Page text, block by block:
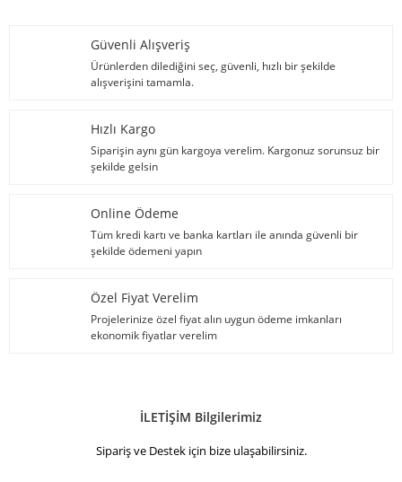
Güvenli Alışveriş
Ürünlerden dilediğini seç, güvenli, hızlı bir şekilde
alışverişini tamamla.
Hızlı Kargo
Siparişin aynı gün kargoya verelim. Kargonuz sorunsuz bir
şekilde gelsin
Online Ödeme
Tüm kredi kartı ve banka kartları ile anında güvenli bir
şekilde ödemeni yapın
Özel Fiyat Verelim
Projelerinize özel fiyat alın uygun ödeme imkanları
ekonomik fiyatlar verelim
İLETİŞİM Bilgilerimiz
Sipariş ve Destek için bize ulaşabilirsiniz.